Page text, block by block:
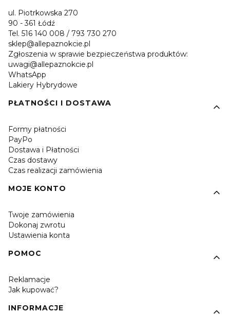
ul. Piotrkowska 270
90 - 361 Łódź
Tel. 516 140 008 / 793 730 270
sklep@allepaznokcie.pl
Zgłoszenia w sprawie bezpieczeństwa produktów:
uwagi@allepaznokcie.pl
WhatsApp
Lakiery Hybrydowe
PŁATNOŚCI I DOSTAWA
Formy płatności
PayPo
Dostawa i Płatności
Czas dostawy
Czas realizacji zamówienia
MOJE KONTO
Twoje zamówienia
Dokonaj zwrotu
Ustawienia konta
POMOC
Reklamacje
Jak kupować?
INFORMACJE